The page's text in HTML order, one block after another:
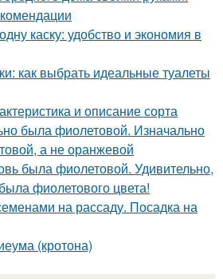
каску: удобство и экономия в
как выбрать идеальные туалеты
и описание сорта
была фиолетовой. Изначально
а не оранжевой
была фиолетовой. Удивительно,
фиолетового цвета!
на рассаду. Посадка на
(кротона)